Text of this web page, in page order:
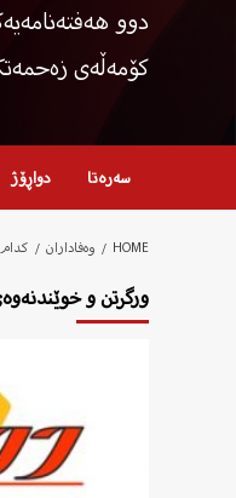
دوو
کۆمەڵەی
سەرەتا دواڕۆژ
HOME وەفاداران
ورگرتن و